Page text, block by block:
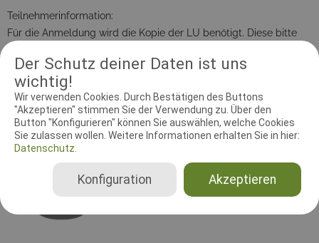
Der Schutz deiner Daten ist uns
wichtig!
Wir verwenden Cookies. Durch Bestätigen des Buttons
"Akzeptieren" stimmen Sie der Verwendung zu. Über den
Button "Konfigurieren" können Sie auswählen, welche Cookies
Sie zulassen wollen. Weitere Informationen erhalten Sie in hier:
Datenschutz.
Akzeptieren
Konfiguration
Teilnehmerinformation:
Für die Anmeldung wird die Kopie der LU benötigt. Diese bitte
einscannen und als Datei der Anmeldung anhängen.
RICHTER UND HELFER
Leistungsrichter Schutzdiensthelfer
Leistungsrichter
Hans-Jürgen Freitag
Deutschland